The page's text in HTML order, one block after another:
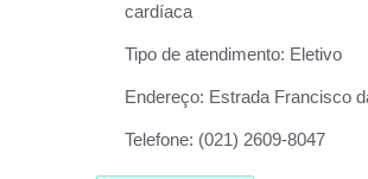
cardíaca
Tipo de atendimento: Eletivo
Endereço: Estrada Francisco
Telefone: (021) 2609-8047